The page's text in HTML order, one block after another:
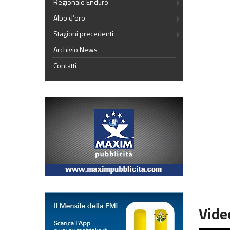
Albo d’oro
Stagioni precedenti
Archivio News
Contatti